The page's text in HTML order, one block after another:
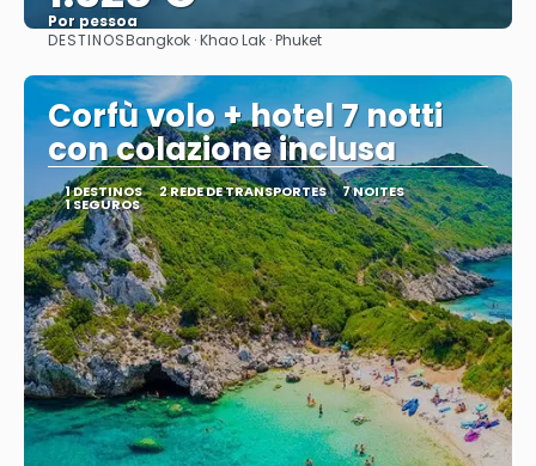
Por pessoa
Saiba mais
DESTINOSBangkok · Khao Lak · Phuket
Corfù volo + hotel 7 notti
con colazione inclusa
1 DESTINOS 2 REDE DE TRANSPORTES 7 NOITES
1 SEGUROS